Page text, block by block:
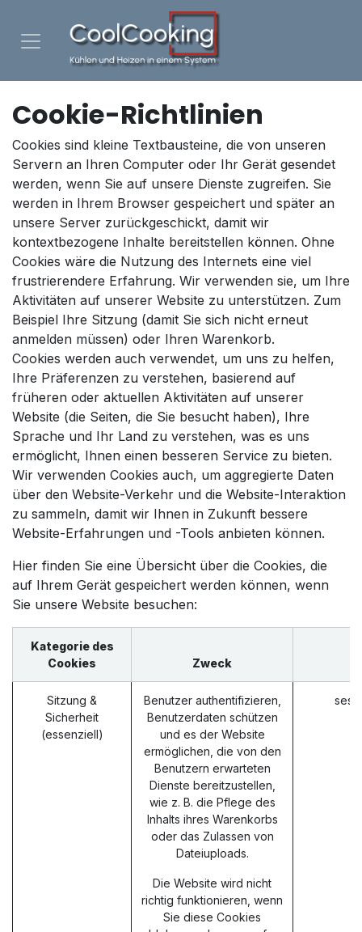
Cookie-Richtlinien
Cookies sind kleine Textbausteine, die von unseren
Servern an Ihren Computer oder Ihr Gerät gesendet
werden, wenn Sie auf unsere Dienste zugreifen. Sie
werden in Ihrem Browser gespeichert und später an
unsere Server zurückgeschickt, damit wir
kontextbezogene Inhalte bereitstellen können. Ohne
Cookies wäre die Nutzung des Internets eine viel
frustrierendere Erfahrung. Wir verwenden sie, um Ihre
Aktivitäten auf unserer Website zu unterstützen. Zum
Beispiel Ihre Sitzung (damit Sie sich nicht erneut
anmelden müssen) oder Ihren Warenkorb.
Cookies werden auch verwendet, um uns zu helfen,
Ihre Präferenzen zu verstehen, basierend auf
früheren oder aktuellen Aktivitäten auf unserer
Website (die Seiten, die Sie besucht haben), Ihre
Sprache und Ihr Land zu verstehen, was es uns
ermöglicht, Ihnen einen besseren Service zu bieten.
Wir verwenden Cookies auch, um aggregierte Daten
über den Website-Verkehr und die Website-Interaktion
zu sammeln, damit wir Ihnen in Zukunft bessere
Website-Erfahrungen und -Tools anbieten können.
Hier finden Sie eine Übersicht über die Cookies, die
auf Ihrem Gerät gespeichert werden können, wenn
Sie unsere Website besuchen:
Kategorie des
Cookies
Zweck
Sitzung &
Sicherheit
(essenziell)
Benutzer authentifizieren,
Benutzerdaten schützen
und es der Website
ermöglichen, die von den
Benutzern erwarteten
Dienste bereitzustellen,
wie z. B. die Pflege des
Inhalts ihres Warenkorbs
oder das Zulassen von
Dateiuploads.
Die Website wird nicht
richtig funktionieren, wenn
Sie diese Cookies